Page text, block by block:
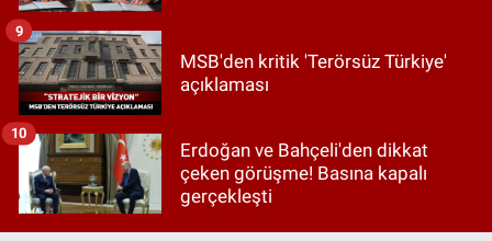
MSB'den kritik 'Terörsüz Türkiye'
açıklaması
9
Erdoğan ve Bahçeli'den dikkat
çeken görüşme! Basına kapalı
gerçekleşti
10